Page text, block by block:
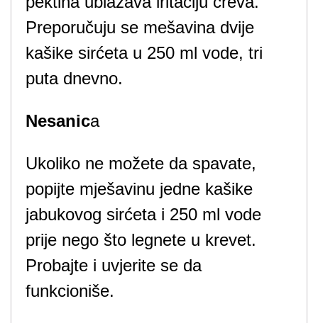
Preporučuju se mešavina dvije
kašike sirćeta u 250 ml vode, tri
puta dnevno.
Nesanica
Ukoliko ne možete da spavate,
popijte mješavinu jedne kašike
jabukovog sirćeta i 250 ml vode
prije nego što legnete u krevet.
Probajte i uvjerite se da
funkcioniše.